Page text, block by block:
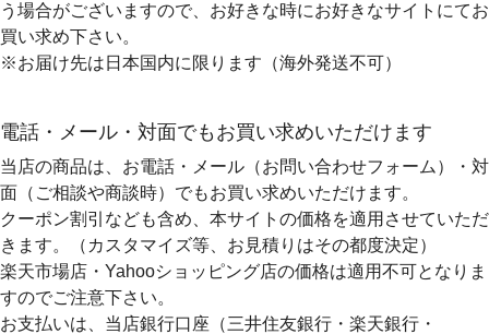
う場合がございますので、お好きな時にお好きなサイトにてお
買い求め下さい。
※お届け先は日本国内に限ります（海外発送不可）
電話・メール・対面でもお買い求めいただけます
当店の商品は、お電話・メール（お問い合わせフォーム）・対
面（ご相談や商談時）でもお買い求めいただけます。
クーポン割引なども含め、本サイトの価格を適用 させていただ
きます。（カスタマイズ等、お見積りはその都度決定）
楽天市場店・Yahooショッピング店の価格は適用不可となりま
すのでご注意下さい。
お支払いは、当店銀行口座（三井住友銀行・楽天銀行・